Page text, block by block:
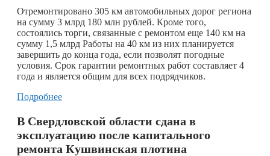
Отремонтировано 305 км автомобильных дорог региона
на сумму 3 млрд 180 млн рублей. Кроме того,
состоялись торги, связанные с ремонтом еще 140 км на
сумму 1,5 млрд Работы на 40 км из них планируется
завершить до конца года, если позволят погодные
условия. Срок гарантии ремонтных работ составляет 4
года и является общим для всех подрядчиков.
Подробнее
В Свердловской области сдана в
эксплуатацию после капитального
ремонта Кушвинская плотина